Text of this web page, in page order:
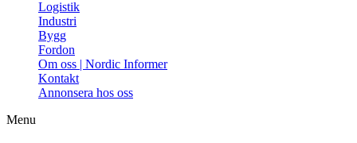
Logistik
Industri
Bygg
Fordon
Om oss | Nordic Informer
Kontakt
Annonsera hos oss
Menu